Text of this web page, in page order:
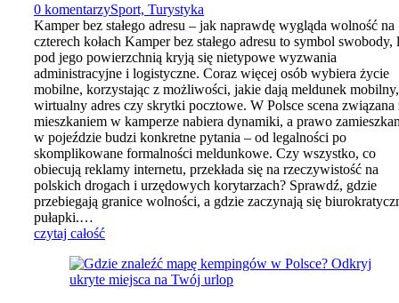
0 komentarzySport, Turystyka
Kamper bez stałego adresu – jak naprawdę wygląda wolność na
czterech kołach Kamper bez stałego adresu to symbol swobody,
pod jego powierzchnią kryją się nietypowe wyzwania
administracyjne i logistyczne. Coraz więcej osób wybiera życie
mobilne, korzystając z możliwości, jakie dają meldunek mobilny,
wirtualny adres czy skrytki pocztowe. W Polsce scena związana
mieszkaniem w kamperze nabiera dynamiki, a prawo
w pojeździe budzi konkretne pytania – od legalności po
skomplikowane formalności meldunkowe. Czy wszystko, co
obiecują reklamy internetu, przekłada się na rzeczywistość na
polskich drogach i urzędowych korytarzach? Sprawdź, gdzie
przebiegają granice wolności, a gdzie zaczynają się
pułapki.…
czytaj całość